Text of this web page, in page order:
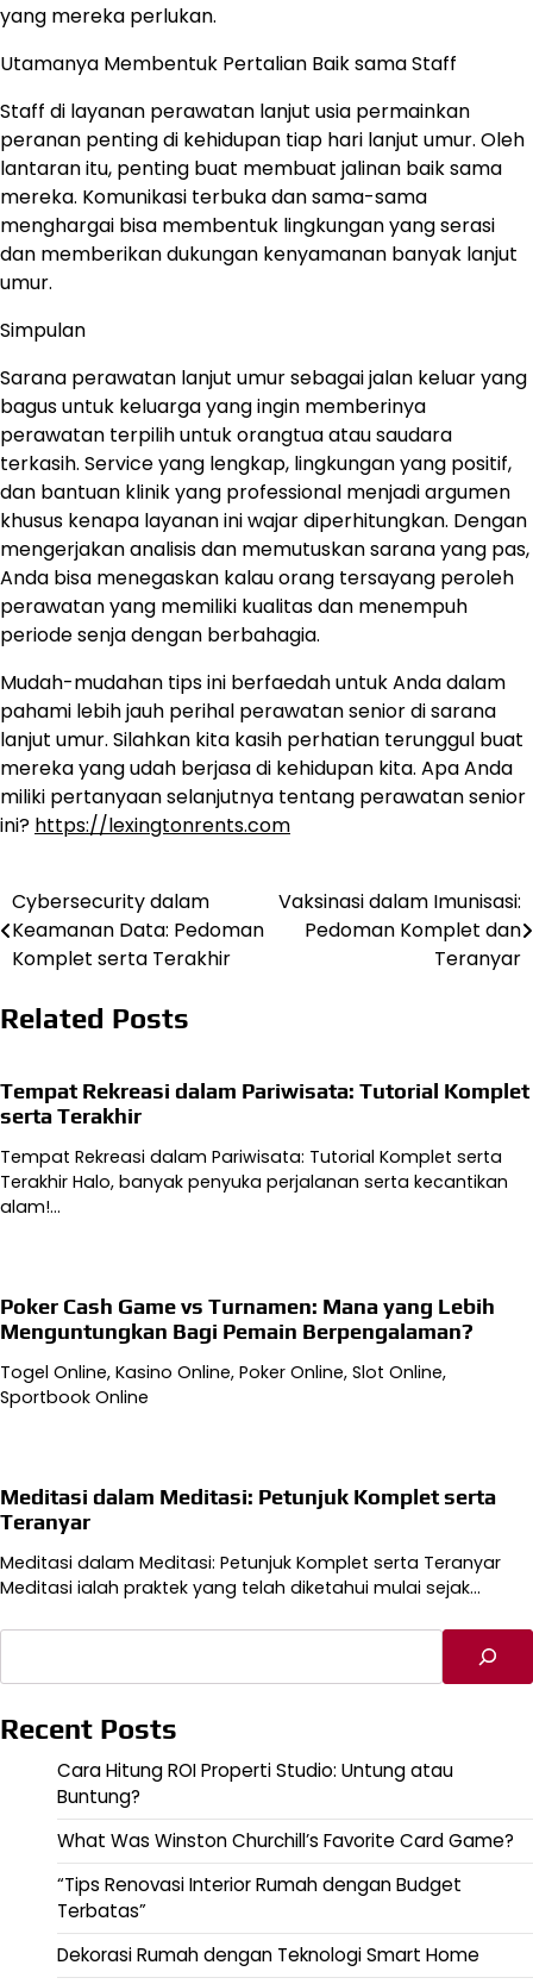
yang mereka perlukan.
Utamanya Membentuk Pertalian Baik sama Staff
Staff di layanan perawatan lanjut usia permainkan
peranan penting di kehidupan tiap hari lanjut umur. Oleh
lantaran itu, penting buat membuat jalinan baik sama
mereka. Komunikasi terbuka dan sama-sama
menghargai bisa membentuk lingkungan yang serasi
dan memberikan dukungan kenyamanan banyak lanjut
umur.
Simpulan
Sarana perawatan lanjut umur sebagai jalan keluar yang
bagus untuk keluarga yang ingin memberinya
perawatan terpilih untuk orangtua atau saudara
terkasih. Service yang lengkap, lingkungan yang positif,
dan bantuan klinik yang professional menjadi argumen
khusus kenapa layanan ini wajar diperhitungkan. Dengan
mengerjakan analisis dan memutuskan sarana yang pas,
Anda bisa menegaskan kalau orang tersayang peroleh
perawatan yang memiliki kualitas dan menempuh
periode senja dengan berbahagia.
Mudah-mudahan tips ini berfaedah untuk Anda dalam
pahami lebih jauh perihal perawatan senior di sarana
lanjut umur. Silahkan kita kasih perhatian terunggul buat
mereka yang udah berjasa di kehidupan kita. Apa Anda
miliki pertanyaan selanjutnya tentang perawatan senior
ini? https://lexingtonrents.com
Navigasi
pos
Cybersecurity dalam
Keamanan Data: Pedoman
Komplet serta Terakhir
Vaksinasi dalam Imunisasi:
Pedoman Komplet dan
Teranyar
Related Posts
Tempat Rekreasi dalam Pariwisata: Tutorial Komplet
serta Terakhir
Tempat Rekreasi dalam Pariwisata: Tutorial Komplet serta
Terakhir Halo, banyak penyuka perjalanan serta kecantikan
alam!…
Poker Cash Game vs Turnamen: Mana yang Lebih
Menguntungkan Bagi Pemain Berpengalaman?
Togel Online, Kasino Online, Poker Online, Slot Online,
Sportbook Online
Meditasi dalam Meditasi: Petunjuk Komplet serta
Teranyar
Meditasi dalam Meditasi: Petunjuk Komplet serta Teranyar
Meditasi ialah praktek yang telah diketahui mulai sejak…
Recent Posts
Cara Hitung ROI Properti Studio: Untung atau
Buntung?
What Was Winston Churchill’s Favorite Card Game?
“Tips Renovasi Interior Rumah dengan Budget
Terbatas”
Dekorasi Rumah dengan Teknologi Smart Home